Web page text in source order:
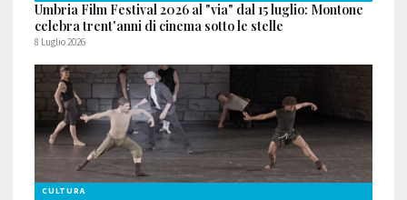
Umbria Film Festival 2026 al "via" dal 15 luglio: Montone
celebra trent'anni di cinema sotto le stelle
8 Luglio 2026
CULTURA